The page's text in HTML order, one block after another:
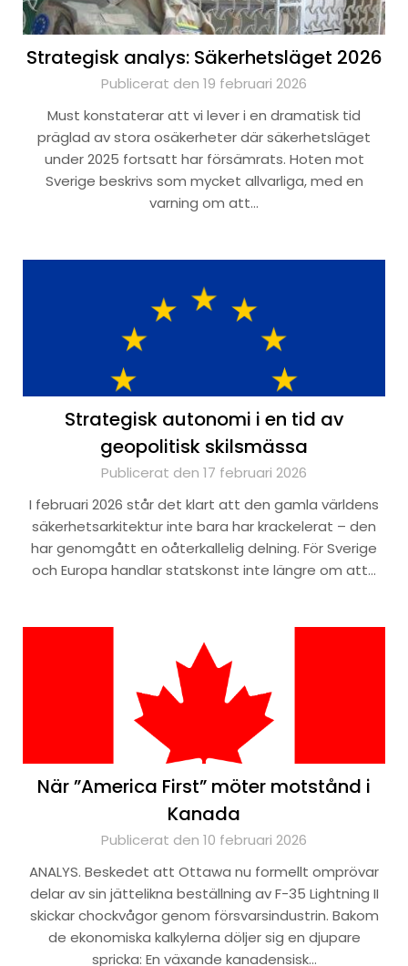
Strategisk analys: Säkerhetsläget 2026
Publicerat den 19 februari 2026
Must konstaterar att vi lever i en dramatisk tid
präglad av stora osäkerheter där säkerhetsläget
under 2025 fortsatt har försämrats. Hoten mot
Sverige beskrivs som mycket allvarliga, med en
varning om att…
Strategisk autonomi i en tid av
geopolitisk skilsmässa
Publicerat den 17 februari 2026
I februari 2026 står det klart att den gamla världens
säkerhetsarkitektur inte bara har krackelerat – den
har genomgått en oåterkallelig delning. För Sverige
och Europa handlar statskonst inte längre om att…
När ”America First” möter motstånd i
Kanada
Publicerat den 10 februari 2026
ANALYS. Beskedet att Ottawa nu formellt omprövar
delar av sin jättelikna beställning av F-35 Lightning II
skickar chockvågor genom försvarsindustrin. Bakom
de ekonomiska kalkylerna döljer sig en djupare
spricka: En växande kanadensisk…